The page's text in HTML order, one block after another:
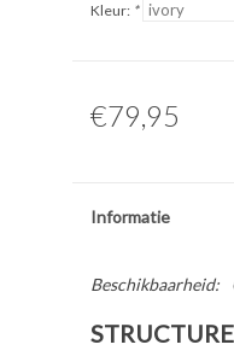
Kleur: *
€79,95
Informatie
Beschikbaarheid: